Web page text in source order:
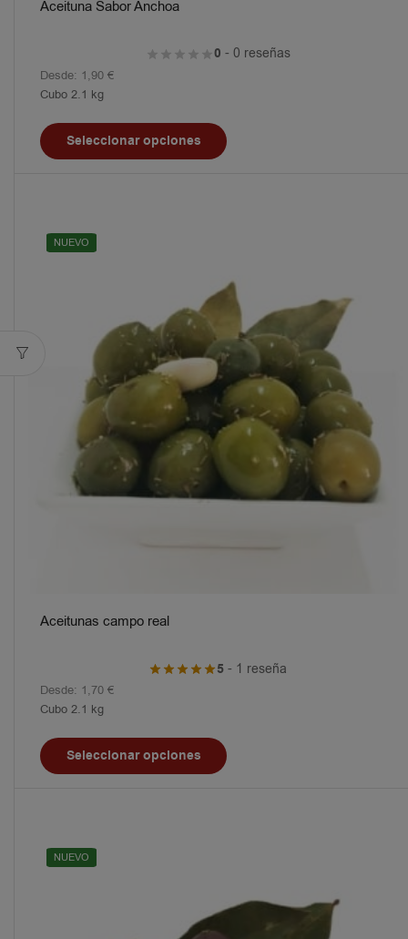
Aceituna Sabor Anchoa
0 - 0 reseñas
Desde: 1,90 €
Cubo 2.1 kg
Seleccionar opciones
NUEVO
Aceitunas campo real
5 - 1 reseña
Desde: 1,70 €
Cubo 2.1 kg
Seleccionar opciones
NUEVO